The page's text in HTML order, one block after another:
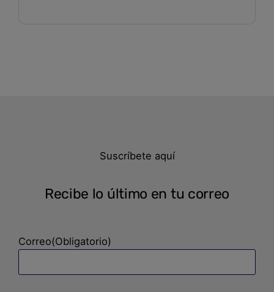
Suscríbete aquí
Recibe lo último en tu correo
Correo(Obligatorio)